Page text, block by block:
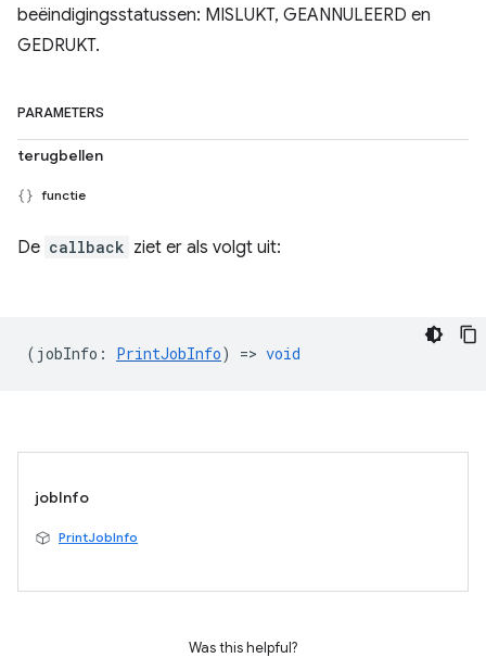
beëindigingsstatussen: MISLUKT, GEANNULEERD en
GEDRUKT.
PARAMETERS
terugbellen
functie
De callback ziet er als volgt uit:
( jobInfo : PrintJobInfo) => void
jobInfo
PrintJobInfo
Was this helpful?